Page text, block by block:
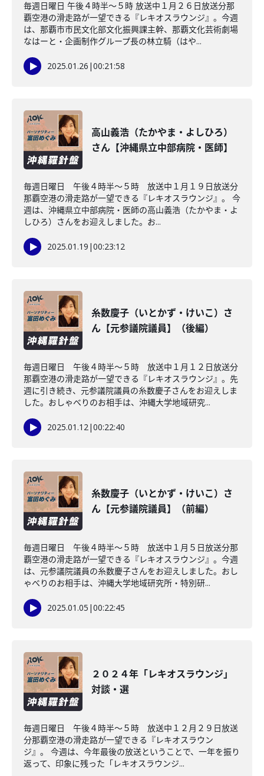
毎週日曜日 午後４時半～５時 放送中１月２６日放送分那
覇空港の滑走路が一望できる『レキオスラウンジ』。今週
は、那覇市市民文化部文化振興課主幹、那覇文化芸術劇場
なはーと・企画制作グループ長の林立騎（はや...
2025.01.26 |00:21:58
高山義浩（たかやま・よしひろ）
さん【沖縄県立中部病院・医師】
毎週日曜日 午後４時半～５時 放送中１月１９日放送分
那覇空港の滑走路が一望できる『レキオスラウンジ』。 今
週は、沖縄県立中部病院・医師の高山義浩（たかやま・よ
しひろ）さんをお迎えしました。お...
2025.01.19 |00:23:12
糸数慶子（いとかず・けいこ）さ
ん【元参議院議員】（後編）
毎週日曜日 午後４時半～５時 放送中１月１２日放送分
那覇空港の滑走路が一望できる『レキオスラウンジ』。先
週に引き続き、元参議院議員の糸数慶子さんをお迎えしま
した。おしゃべりのお相手は、沖縄大学地域研究...
2025.01.12|00:22:40
糸数慶子（いとかず・けいこ）さ
ん【元参議院議員】（前編）
毎週日曜日 午後４時半～５時 放送中１月５日放送分那
覇空港の滑走路が一望できる『レキオスラウンジ』。今週
は、元参議院議員の糸数慶子さんをお迎えしました。おし
ゃべりのお相手は、沖縄大学地域研究所・特別研...
2025.01.05 |00:22:45
２０２４年「レキオスラウンジ」
対談・選
毎週日曜日 午後４時半～５時 放送中１２月２９日放送
分那覇空港の滑走路が一望できる『レキオスラウン
ジ』。 今週は、今年最後の放送ということで、一年を振り
返って、印象に残った「レキオスラウンジ...